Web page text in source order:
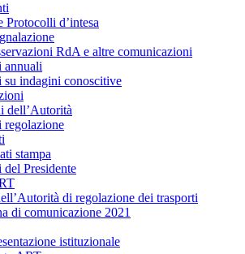
Protocolli d’intesa
RdA e altre comunicazioni
annuali
su indagini conoscitive
dell’Autorità
regolazione
stampa
Presidente
di regolazione dei trasporti
di comunicazione 2021
istituzionale